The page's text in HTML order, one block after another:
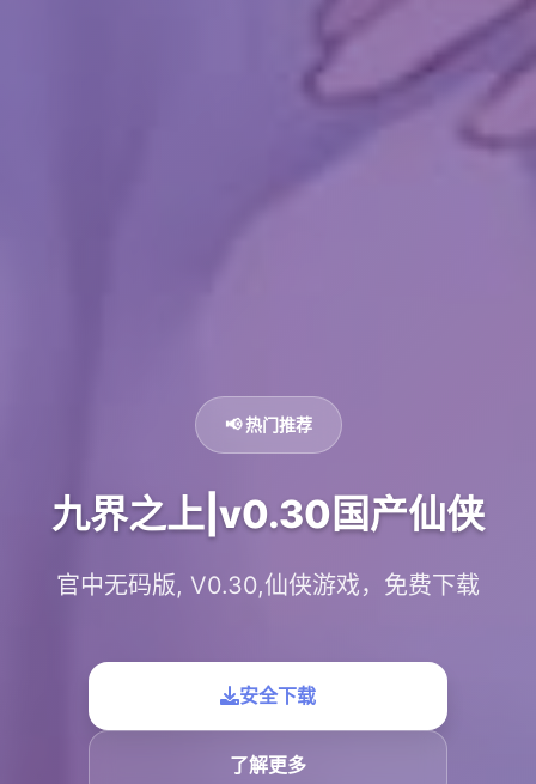
📢 热门推荐
九界之上|v0.30国产仙侠
官中无码版, V0.30,仙侠游戏，免费下载
安全下载
了解更多